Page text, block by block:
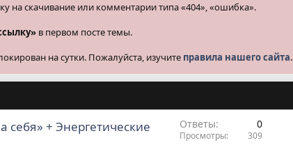
на скачивание или комментарии типа «404», «ошибка».
в первом посте темы.
на сутки. Пожалуйста, изучите правила нашего сайта.
+ Энергетические
Ответы 0
Просмотры 309